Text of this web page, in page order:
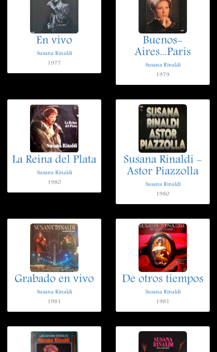
En vivo
Susana Rinaldi
1977
Buenos-
Aires...Paris
Susana Rinaldi
1979
La Reina del Plata
Susana Rinaldi
1980
Susana Rinaldi -
Astor Piazzolla
Susana Rinaldi
1980
Grabado en vivo
Susana Rinaldi
1981
De otros tiempos
Susana Rinaldi
1981